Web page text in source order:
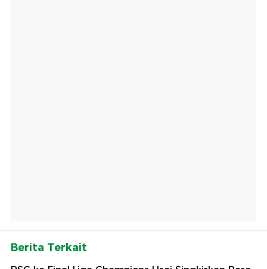
Berita Terkait